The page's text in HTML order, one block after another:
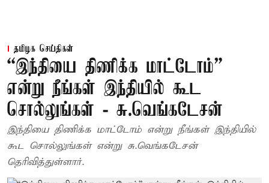
தமிழக செய்திகள்
“இந்தியை திணிக்க மாட்டோம்”
என்று நீங்கள் இந்தியில் கூட
சொல்லுங்கள் - சு.வெங்கடேசன்
இந்தியை திணிக்க மாட்டோம் என்று நீங்கள் இந்தியில்
கூட சொல்லுங்கள் என்று சு.வெங்கடேசன்
தெரிவித்துள்ளார்.